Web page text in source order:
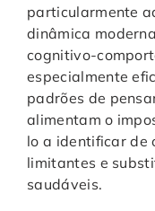
particularmente
dinâmica
cognitivo-
especialmente
padrões de
alimentam o
lo a identificar de
limitantes e
saudáveis.